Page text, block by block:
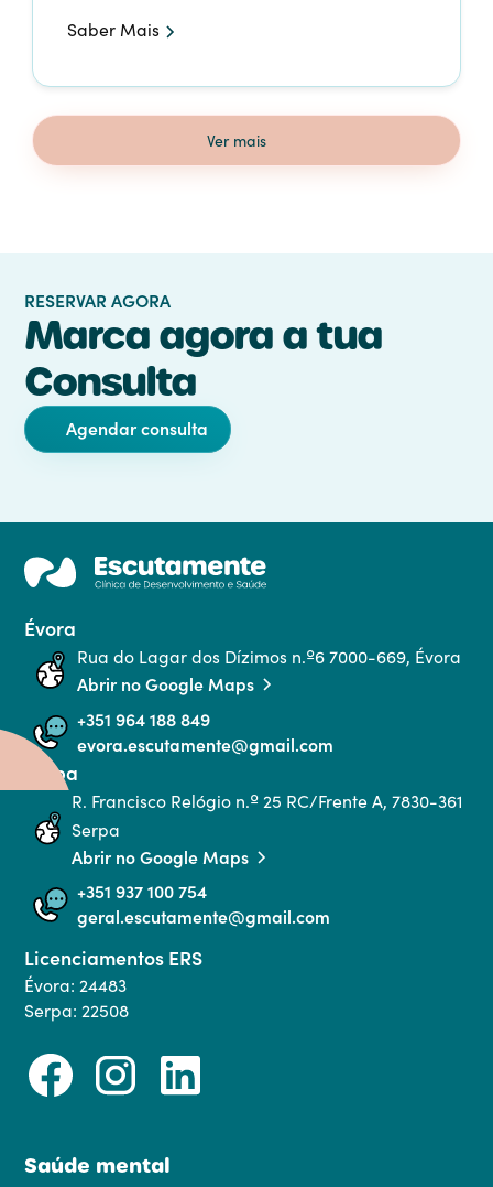
Saber Mais
Ver mais
RESERVAR AGORA
Marca agora a tua
Consulta
Agendar consulta
Évora
Rua do Lagar dos Dízimos n.º6 7000-669, Évora
Abrir no Google Maps
+351 964 188 849
evora.escutamente@gmail.com
Serpa
R. Francisco Relógio n.º 25 RC/Frente A, 7830-361
Serpa
Abrir no Google Maps
+351 937 100 754
geral.escutamente@gmail.com
Licenciamentos ERS
Évora: 24483
Serpa: 22508
Saúde mental